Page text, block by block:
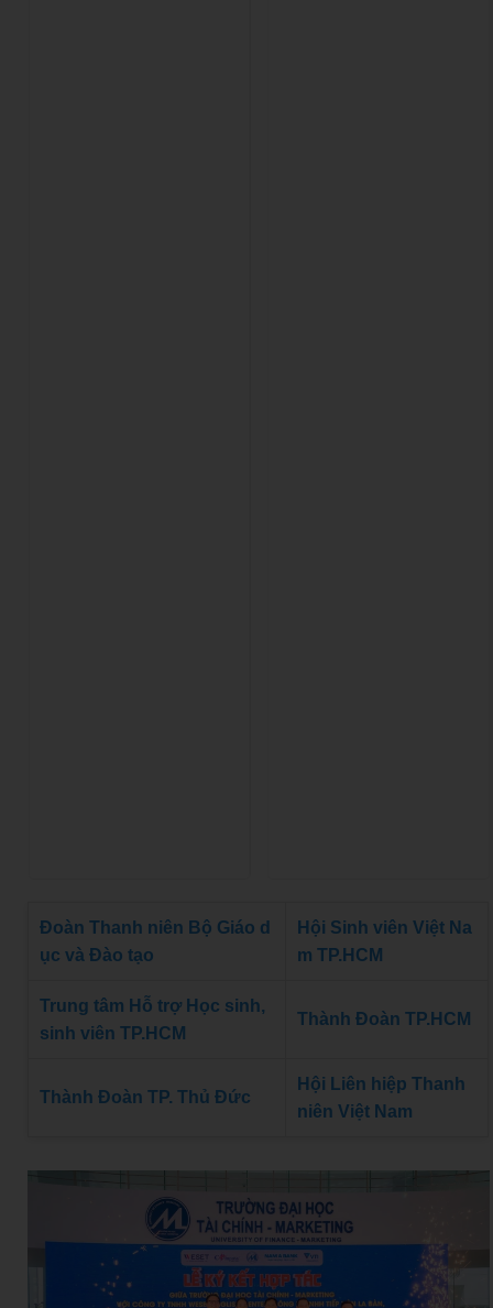
Đoàn Thanh niên Bộ Giáo d
ục và Đào tạo
Hội Sinh viên Việt Na
m TP.HCM
Trung tâm Hỗ trợ Học sinh,
sinh viên TP.HCM
Thành Đoàn TP.HCM
Thành Đoàn TP. Thủ Đức
Hội Liên hiệp Thanh
niên Việt Nam